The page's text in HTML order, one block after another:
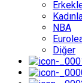
NBA
Diğer